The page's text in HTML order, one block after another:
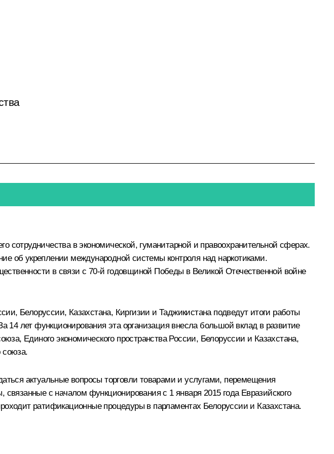
сотрудничества в экономической, гуманитарной и правоохранительной сферах.
об укреплении международной системы контроля над наркотиками.
в связи с 70-й годовщиной Победы в Великой Отечественной войне
Белоруссии, Казахстана, Киргизии и Таджикистана подведут итоги работы
14 лет функционирования эта организация внесла большой вклад в развитие
, Единого экономического пространства России, Белоруссии и Казахстана,
союза.
актуальные вопросы торговли товарами и услугами, перемещения
с началом функционирования с 1 января 2015 года Евразийского
ратификационные процедуры в парламентах Белоруссии и Казахстана.